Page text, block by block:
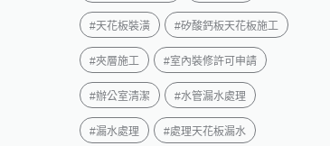
#天花板裝潢 #矽酸鈣板天花板施工
#夾層施工 #室內裝修許可申請
#辦公室清潔 #水管漏水處理
#漏水處理 #處理天花板漏水